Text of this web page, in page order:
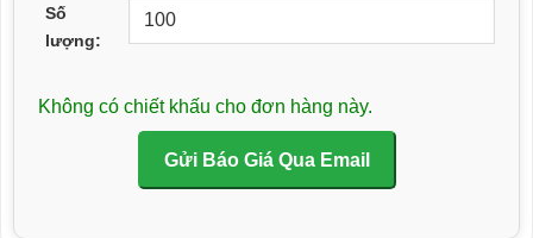
Số
lượng:
Không có chiết khấu cho đơn hàng này.
Gửi Báo Giá Qua Email